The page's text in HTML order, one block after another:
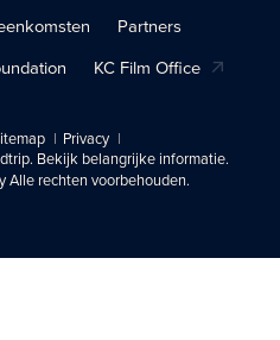
Partners
KC Film Office
Privacy
Bekijk belangrijke informatie.
rechten voorbehouden.